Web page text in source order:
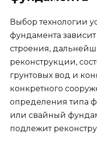
Выбор технологии
фундамента
строения,
реконструкции,
грунтовых вод и
конкретного
определения типа
или свайный
подлежит